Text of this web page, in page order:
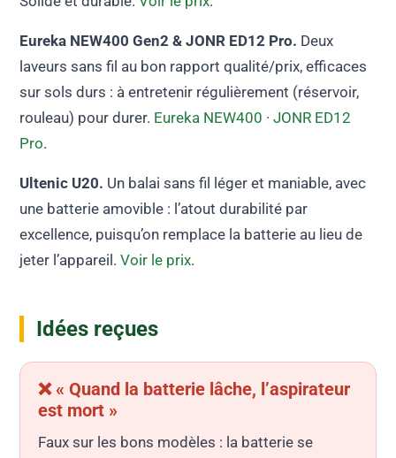
Eureka NEW400 Gen2 & JONR ED12 Pro. Deux
laveurs sans fil au bon rapport qualité/prix, efficaces
sur sols durs : à entretenir régulièrement (réservoir,
rouleau) pour durer. Eureka NEW400 ·JONR ED12
Pro.
Ultenic U20. Un balai sans fil léger et maniable, avec
une batterie amovible : l’atout durabilité par
excellence, puisqu’on remplace la batterie au lieu de
jeter l’appareil.Voir le prix.
Idées reçues
❌ « Quand la batterie lâche, l’aspirateur
est mort »
Faux sur les bons modèles : la batterie se